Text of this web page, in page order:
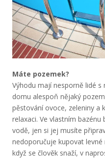
Máte pozemek?
Výhodu mají nesporně lidé
domu alespoň nějaký
pěstování ovoce, zeleniny a
relaxaci. Ve vlastním
vodě, jen si jej musíte
nedoporučuje kupovat
když se člověk snaží, v